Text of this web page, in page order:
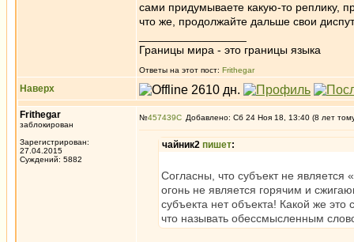
сами придумываете какую-то реплику,
что же, продолжайте дальше свои
Границы мира - это границы языка
Ответы на этот пост: Frithegar
Наверх
Frithegar
заблокирован
Зарегистрирован:
27.04.2015
Суждений: 5882
№457439 Добавлено: Сб 24 Ноя 18, 13:40 (8 лет
чайник2 пишет:
Согласны, что субъект не является
огонь не является горячим и
субъекта нет объекта! Какой же это
что называть обессмысленным